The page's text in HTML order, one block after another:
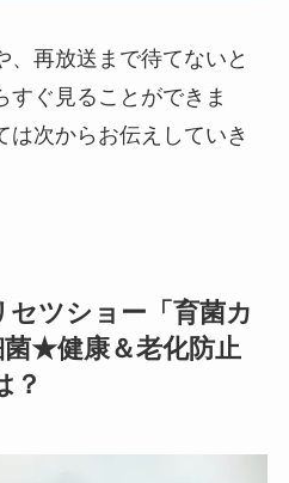
、再放送まで待てないと
すぐ見ることができま
は次からお伝えしていき
ツショー「育菌カ
★健康＆老化防止
？